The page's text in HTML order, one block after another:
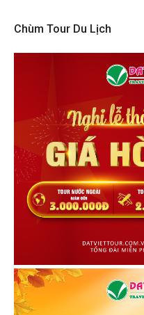
Chùm Tour Du Lịch